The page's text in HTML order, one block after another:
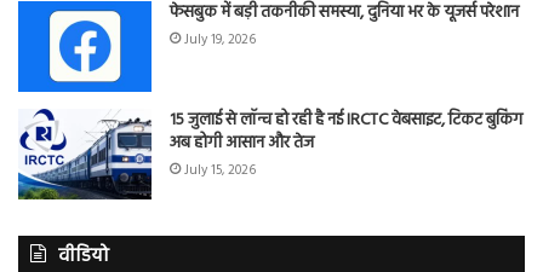
फेसबुक में बड़ी तकनीकी समस्या, दुनिया भर के यूजर्स परेशान
July 19, 2026
15 जुलाई से लॉन्च हो रही है नई IRCTC वेबसाइट, टिकट बुकिंग
अब होगी आसान और तेज
July 15, 2026
वीडियो